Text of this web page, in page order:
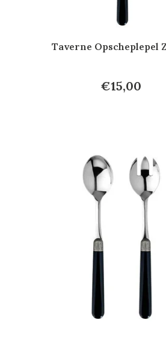
Taverne Opscheplepel
€15,00